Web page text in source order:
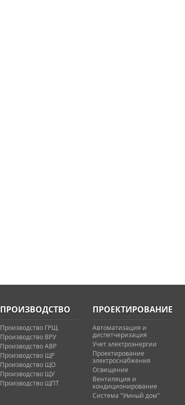
ПРОИЗВОДСТВО
Производство ГРЩ
Производство ВРУ
Производство АВР
Производство ЩР
Производство ЩО
Производство ЩУ
Производство ЩПТ
ПРОЕКТИРОВАНИЕ
Автоматизация и
диспетчеризация
Учет электроэнергии
Проектирование
электроснабжения
Освещение
Вентиляция и
кондиционирование
Система "Умный дом"